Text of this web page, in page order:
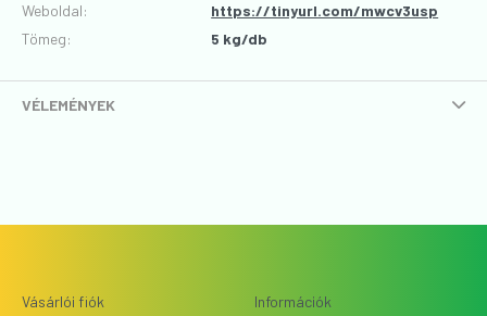
Weboldal:
https://tinyurl.com/mwcv3usp
Tömeg:
5 kg/db
VÉLEMÉNYEK
Vásárlói fiók Információk